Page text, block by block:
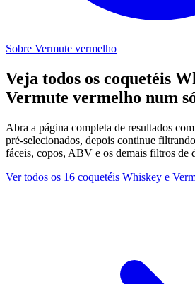
Sobre Vermute vermelho
Veja todos os coquetéis
Vermute vermelho num
Abra a página completa de resultados
pré-selecionados, depois continue
fáceis, copos, ABV e os demais filtros de
Ver todos os 16 coquetéis Whiskey e